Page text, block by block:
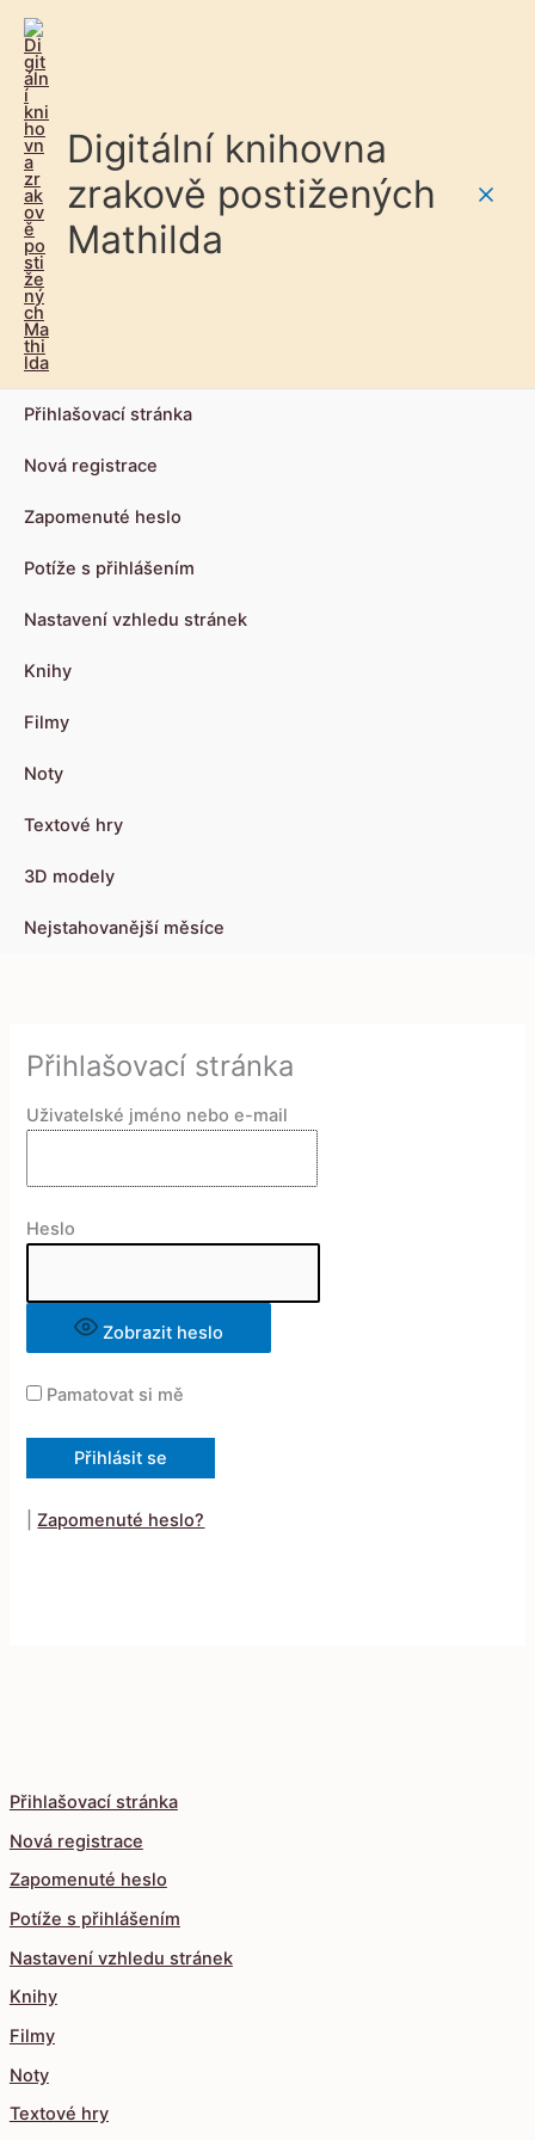
Digitální knihovna
zrakově postižených
Mathilda
Přihlašovací stránka
Nová registrace
Zapomenuté heslo
Potíže s přihlášením
Nastavení vzhledu stránek
Knihy
Filmy
Noty
Textové hry
3D modely
Nejstahovanější měsíce
Přihlašovací stránka
Nová registrace
Zapomenuté heslo
Potíže s přihlášením
Nastavení vzhledu stránek
Knihy
Filmy
Noty
Textové hry
Přihlašovací stránka
Uživatelské jméno nebo e-mail
Heslo
Zobrazit heslo
Pamatovat si mě
|Zapomenuté heslo?